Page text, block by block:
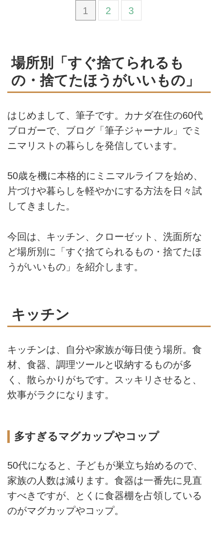
1 2 3
場所別「すぐ捨てられるも
の・捨てたほうがいいもの」
はじめまして、筆子です。カナダ在住の60代
ブロガーで、ブログ「筆子ジャーナル」でミ
ニマリストの暮らしを発信しています。
50歳を機に本格的にミニマルライフを始め、
片づけや暮らしを軽やかにする方法を日々試
してきました。
今回は、キッチン、クローゼット、洗面所な
ど場所別に「すぐ捨てられるもの・捨てたほ
うがいいもの」を紹介します。
キッチン
キッチンは、自分や家族が毎日使う場所。食
材、食器、調理ツールと収納するものが多
く、散らかりがちです。スッキリさせると、
炊事がラクになります。
多すぎるマグカップやコップ
50代になると、子どもが巣立ち始めるので、
家族の人数は減ります。食器は一番先に見直
すべきですが、とくに食器棚を占領している
のがマグカップやコップ。